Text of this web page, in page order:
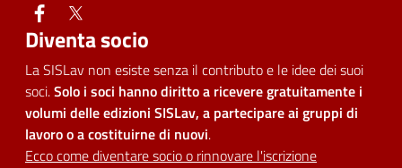
facebook
Diventa socio
La SISLav non esiste senza il contributo e le idee dei suoi
soci.Solo i soci hanno diritto a ricevere gratuitamente i
volumi delle edizioni SISLav, a partecipare ai gruppi di
lavoro o a costituirne di nuovi.
Ecco come diventare socio o rinnovare l'iscrizione